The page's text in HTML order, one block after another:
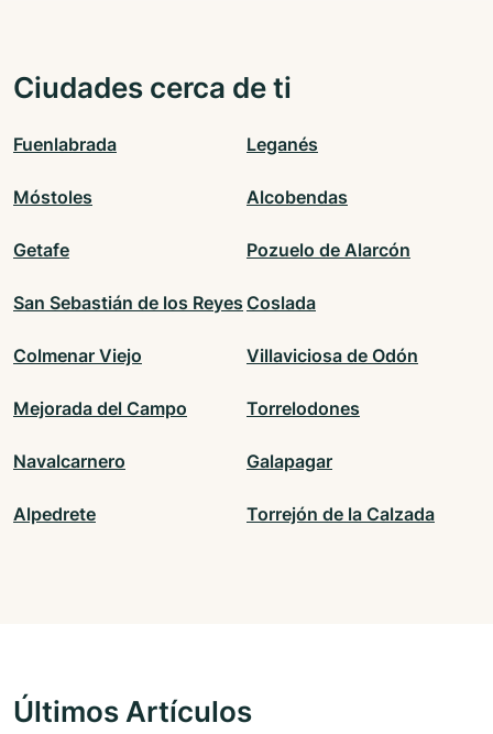
Ciudades cerca de ti
Fuenlabrada Leganés
Móstoles Alcobendas
Getafe Pozuelo de Alarcón
San Sebastián de los Reyes Coslada
Colmenar Viejo Villaviciosa de Odón
Mejorada del Campo Torrelodones
Navalcarnero Galapagar
Alpedrete Torrejón de la Calzada
Últimos Artículos